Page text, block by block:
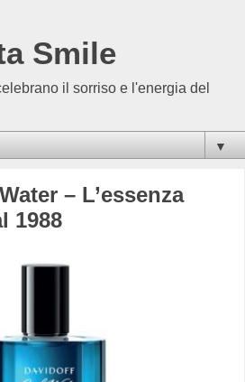
Smile
il sorriso e l'energia del
▼
– L’essenza
1988